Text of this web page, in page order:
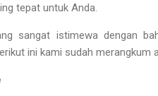
tepat untuk Anda.
sangat istimewa dengan
ini kami sudah merangkum